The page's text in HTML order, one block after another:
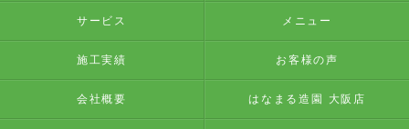
サービス メニュー
施工実績 お客様の声
会社概要 はなまる造園 大阪店